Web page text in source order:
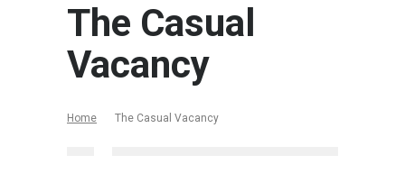
The Casual
Vacancy
Home The Casual Vacancy